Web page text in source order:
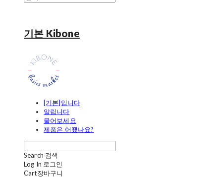
기본 Kibone
[기본]입니다
알립니다
물어보세요
제품은 어땠나요?
Search 검색
Log In 로그인
Cart장바구니